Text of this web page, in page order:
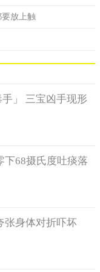
放上触
」 三宝凶手现形
下68摄氏度吐痰落
张身体对折吓坏